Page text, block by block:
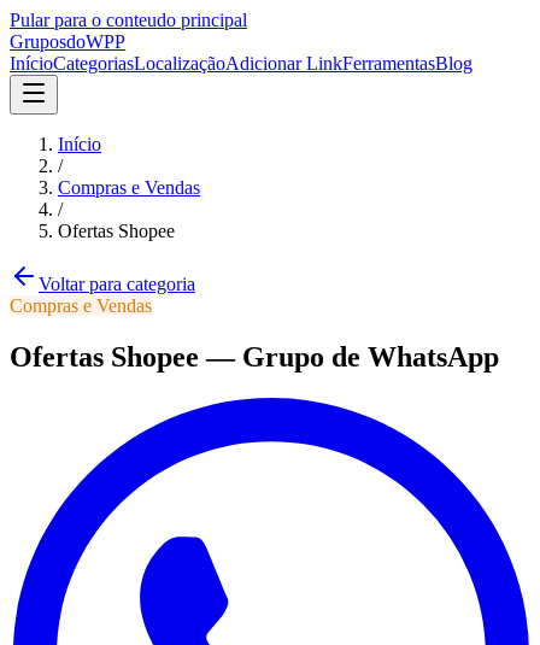
Pular para o conteudo principal
GruposdoWPP
InícioCategoriasLocalizaçãoAdicionar LinkFerramentasBlog
Início
/
Compras e Vendas
/
Ofertas Shopee
Voltar para categoria
Compras e Vendas
Ofertas Shopee — Grupo de WhatsApp